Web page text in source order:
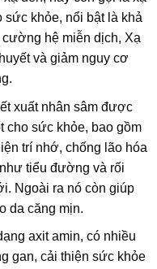
sức khỏe, nổi bật là khả
hệ miễn dịch, Xạ
và giảm nguy cơ
xuất nhân sâm được
cho sức khỏe, bao gồm
trí nhớ, chống lão hóa
tiểu đường và rối
Ngoài ra nó còn giúp
da căng mịn.
axit amin, có nhiều
gan, cải thiện sức khỏe